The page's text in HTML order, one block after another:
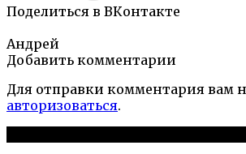
Поделиться в ВКонтакте
Андрей
Добавить комментарии
Для отправки комментария вам
авторизоваться.